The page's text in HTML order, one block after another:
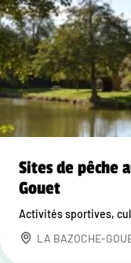
Sites de pêche
Gouet
Activités sportives,
LA BAZOCHE-